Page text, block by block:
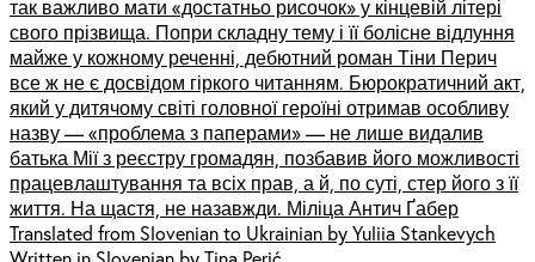
так важливо мати «достатньо рисочок» у кінцевій літері
свого прізвища. Попри складну тему і її болісне відлуння
майже у кожному реченні, дебютний роман Тіни Перич
все ж не є досвідом гіркого читанням. Бюрократичний акт,
який у дитячому світі головної героїні отримав особливу
назву — «проблема з паперами» — не лише видалив
батька Мії з реєстру громадян, позбавив його можливості
працевлаштування та всіх прав, а й, по суті, стер його з її
життя. На щастя, не назавжди. Міліца Антич Ґабер
Translated from Slovenian to Ukrainian by Yuliia Stankevych